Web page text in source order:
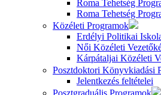
Roma Tehetség
Roma Tehetség
Közéleti Programok
Erdélyi Politikai
Női Közéleti
Kárpátaljai Közéleti
Posztdoktori Könyvkiadási
Jelentkezés feltételei
Posztgraduális Programok